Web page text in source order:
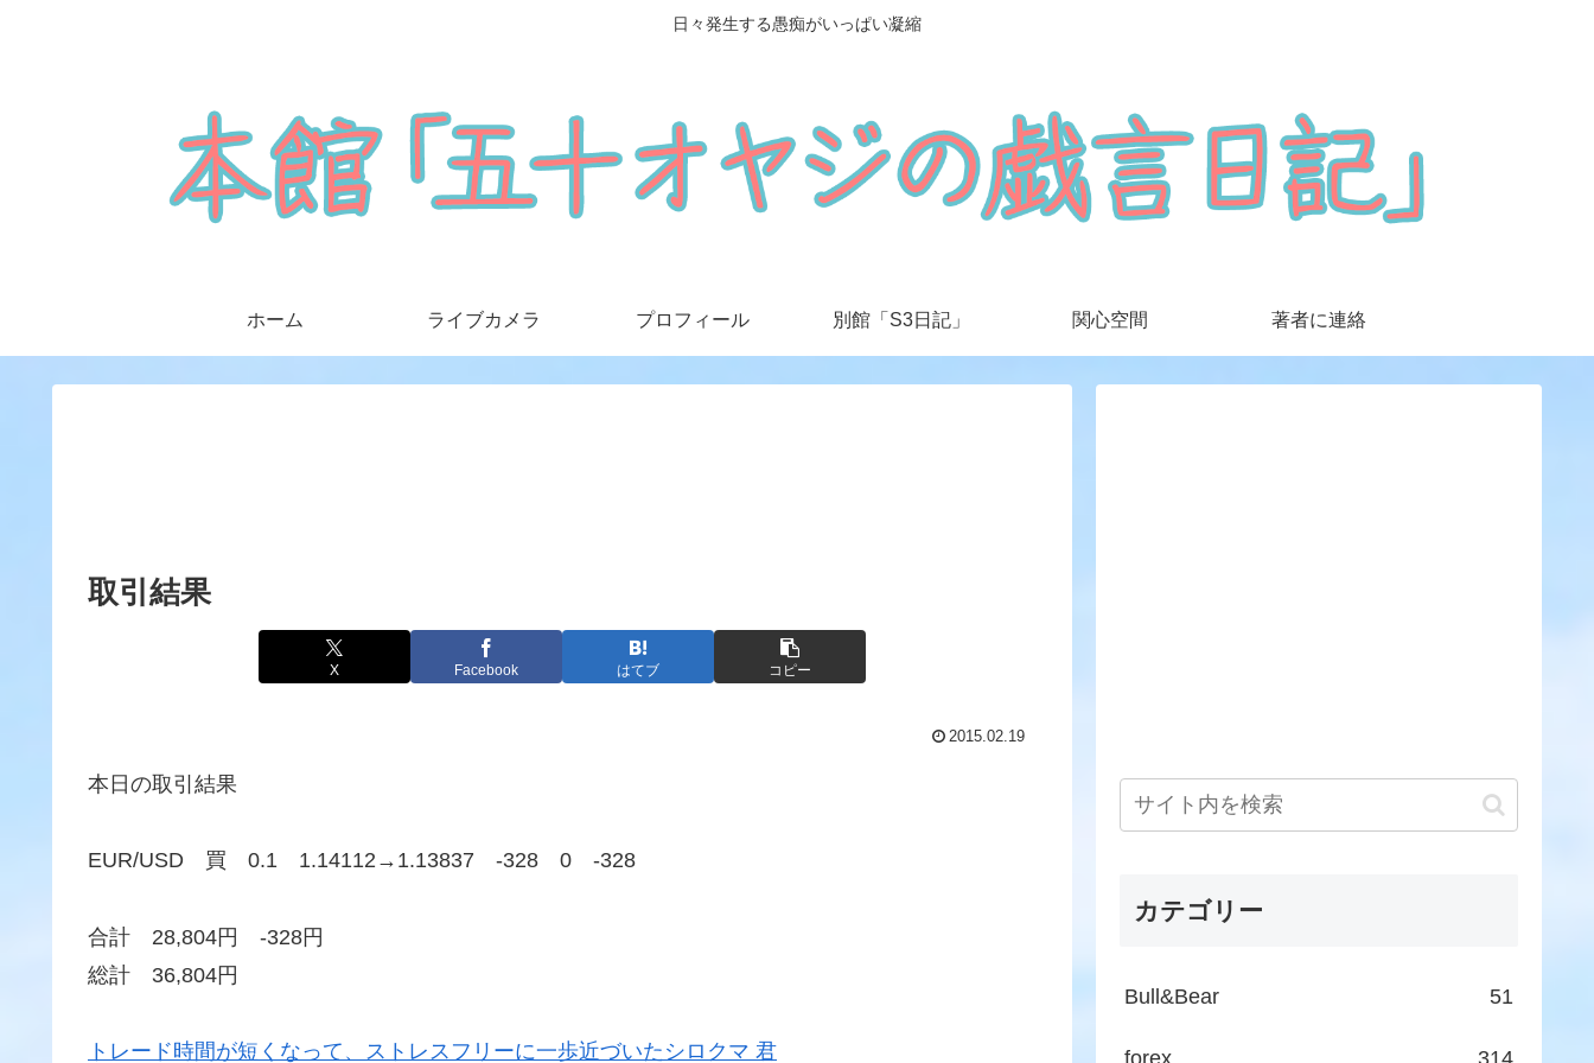
日々発生する愚痴がいっぱい凝縮
ホーム ライブカメラ プロフィール 別館「S3日記」 関心空間 著者に連絡
取引結果
X Facebook はてブ コピー
2015.02.19
本日の取引結果
EUR/USD 買 0.1 1.14112→1.13837 -328 0 -328
合計 28,804円 -328円
総計 36,804円
トレード時間が短くなって、ストレスフリーに一歩近づいたシロクマ 君
カテゴリー
Bull&Bear 51